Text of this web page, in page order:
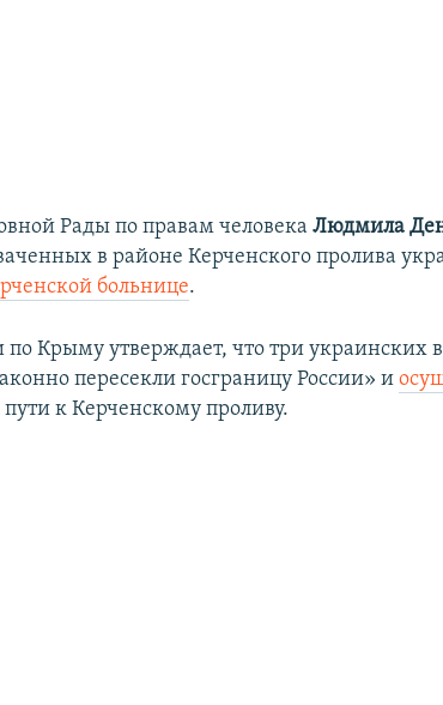
Рады по правам человекаЛюдмила
в районе Керченского пролива
больнице.
по Крыму утверждает, что три украинских
пересекли госграницу России» и
пути к Керченскому проливу.